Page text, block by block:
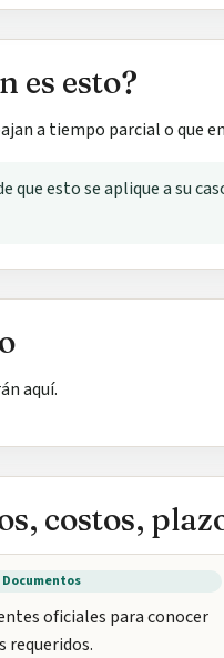
es esto?
a tiempo parcial o que
que esto se aplique a su
aquí.
costos,
Documentos
oficiales para conocer
requeridos.